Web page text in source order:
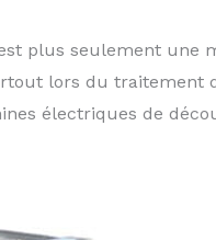
plus seulement une
lors du traitement
électriques de